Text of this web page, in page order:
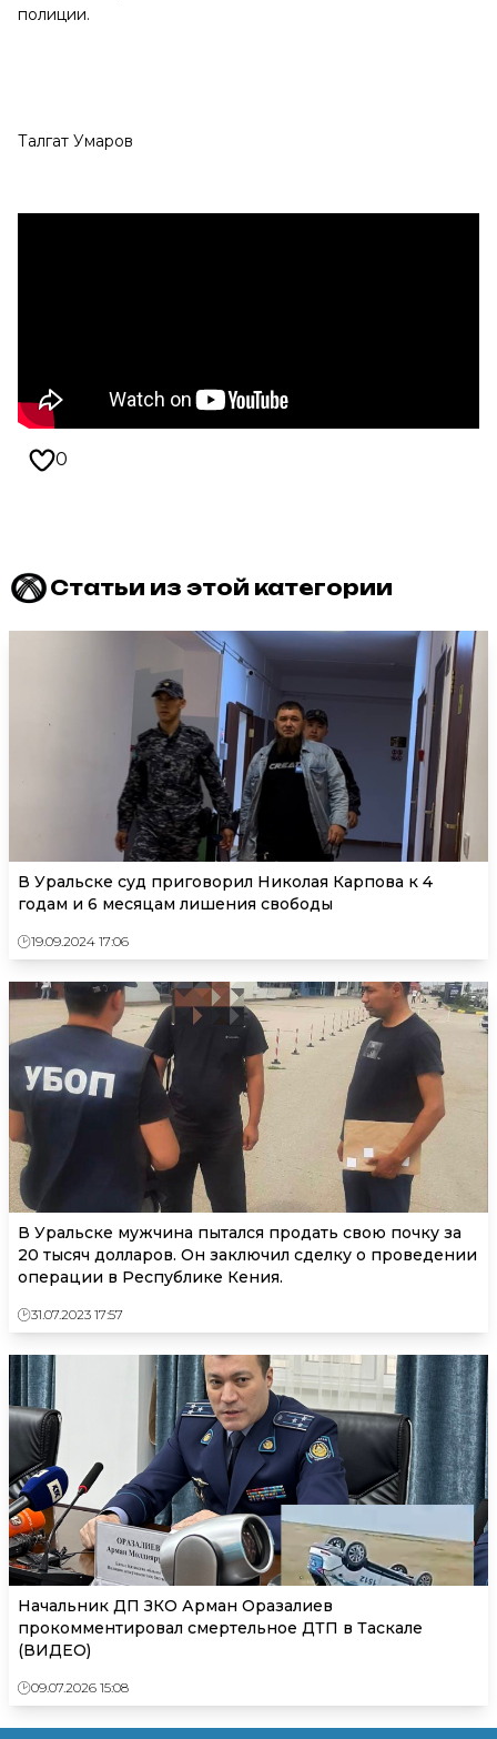
полиции.
Талгат Умаров
0
Статьи из этой категории
В Уральске суд приговорил Николая Карпова к 4
годам и 6 месяцам лишения свободы
19.09.2024 17:06
В Уральске мужчина пытался продать свою почку за
20 тысяч долларов. Он заключил сделку о проведении
операции в Республике Кения.
31.07.2023 17:57
Начальник ДП ЗКО Арман Оразалиев
прокомментировал смертельное ДТП в Таскале
(ВИДЕО)
09.07.2026 15:08